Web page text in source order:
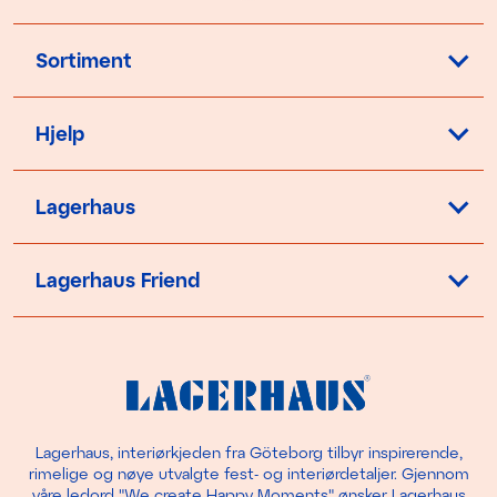
Sortiment
Hjelp
Lagerhaus
Lagerhaus Friend
Lagerhaus, interiørkjeden fra Göteborg tilbyr inspirerende,
rimelige og nøye utvalgte fest- og interiørdetaljer. Gjennom